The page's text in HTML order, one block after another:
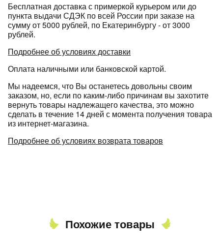
Бесплатная доставка с примеркой курьером или до
пункта выдачи СДЭК по всей России при заказе на
сумму от 5000 рублей, по Екатеринбургу - от 3000
рублей.
Подробнее об условиях доставки
Оплата наличными или банковской картой.
Мы надеемся, что Вы останетесь довольны своим
заказом, но, если по каким-либо причинам вы захотите
вернуть товары надлежащего качества, это можно
сделать в течение 14 дней с момента получения товара
из интернет-магазина.
Подробнее об условиях возврата товаров
Похожие товары
раз в 2 недели